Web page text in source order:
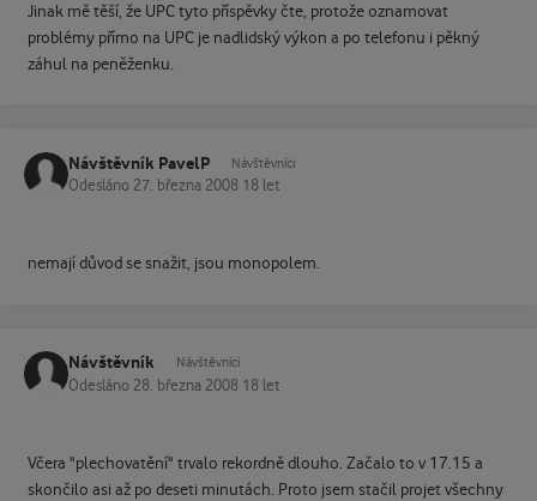
Jinak mě těší, že UPC tyto příspěvky čte, protože oznamovat
problémy přímo na UPC je nadlidský výkon a po telefonu i pěkný
záhul na peněženku.
Návštěvník PavelP Návštěvníci
Odesláno 27. března 2008 18 let
nemají důvod se snažit, jsou monopolem.
Návštěvník Návštěvníci
Odesláno 28. března 2008 18 let
Včera "plechovatění" trvalo rekordně dlouho. Začalo to v 17.15 a
skončilo asi až po deseti minutách. Proto jsem stačil projet všechny